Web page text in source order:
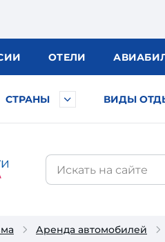
ОТЕЛИ АВИА
СТРАНЫ ВИДЫ
Аренда автомобилей